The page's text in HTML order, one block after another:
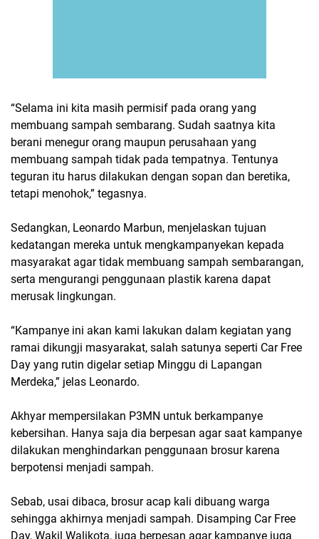
“Selama ini kita masih permisif pada orang yang
membuang sampah sembarang. Sudah saatnya kita
berani menegur orang maupun perusahaan yang
membuang sampah tidak pada tempatnya. Tentunya
teguran itu harus dilakukan dengan sopan dan beretika,
tetapi menohok,” tegasnya.
Sedangkan, Leonardo Marbun, menjelaskan tujuan
kedatangan mereka untuk mengkampanyekan kepada
masyarakat agar tidak membuang sampah sembarangan,
serta mengurangi penggunaan plastik karena dapat
merusak lingkungan.
“Kampanye ini akan kami lakukan dalam kegiatan yang
ramai dikungji masyarakat, salah satunya seperti Car Free
Day yang rutin digelar setiap Minggu di Lapangan
Merdeka,” jelas Leonardo.
Akhyar mempersilakan P3MN untuk berkampanye
kebersihan. Hanya saja dia berpesan agar saat kampanye
dilakukan menghindarkan penggunaan brosur karena
berpotensi menjadi sampah.
Sebab, usai dibaca, brosur acap kali dibuang warga
sehingga akhirnya menjadi sampah. Disamping Car Free
Day, Wakil Walikota, juga berpesan agar kampanye juga